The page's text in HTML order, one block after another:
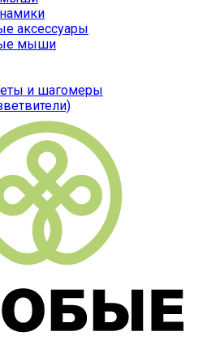
аксессуары
мыши
и шагомеры